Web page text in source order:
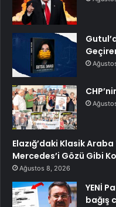
Elazığ’daki Klasik
Mercedes’i Gözü Gibi
Ağustos 8, 2026
YENİ
bağış